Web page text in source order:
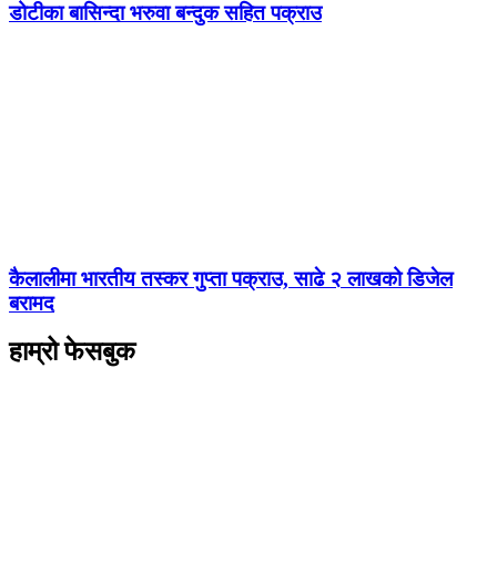
डोटीका बासिन्दा भरुवा बन्दुक सहित पक्राउ
कैलालीमा भारतीय तस्कर गुप्ता पक्राउ, साढे २ लाखको डिजेल
बरामद
हाम्रो फेसबुक